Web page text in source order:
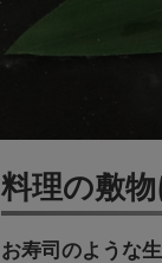
料理の敷物
お寿司のような